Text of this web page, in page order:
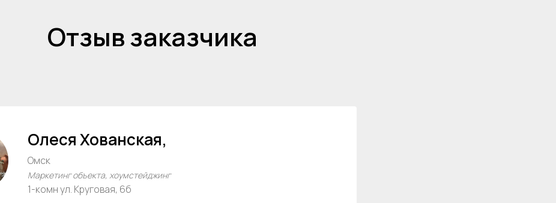
Отзыв заказчика
Олеся Хованская,
Омск
Маркетинг объекта, хоумстейджинг
1-комн ул. Круговая, 6б